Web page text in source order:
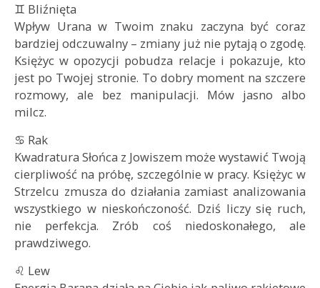
♊ Bliźnięta
Wpływ Urana w Twoim znaku zaczyna być coraz
bardziej odczuwalny – zmiany już nie pytają o zgodę.
Księżyc w opozycji pobudza relacje i pokazuje, kto
jest po Twojej stronie. To dobry moment na szczere
rozmowy, ale bez manipulacji. Mów jasno albo
milcz.
♋ Rak
Kwadratura Słońca z Jowiszem może wystawić Twoją
cierpliwość na próbę, szczególnie w pracy. Księżyc w
Strzelcu zmusza do działania zamiast analizowania
wszystkiego w nieskończoność. Dziś liczy się ruch,
nie perfekcja. Zrób coś niedoskonałego, ale
prawdziwego.
♌ Lew